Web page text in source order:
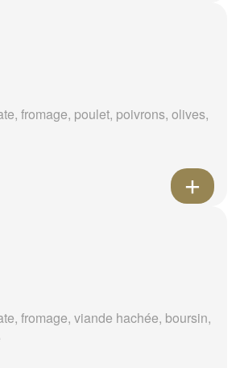
fromage, poulet, poivrons, olives,
fromage, viande hachée, boursin,